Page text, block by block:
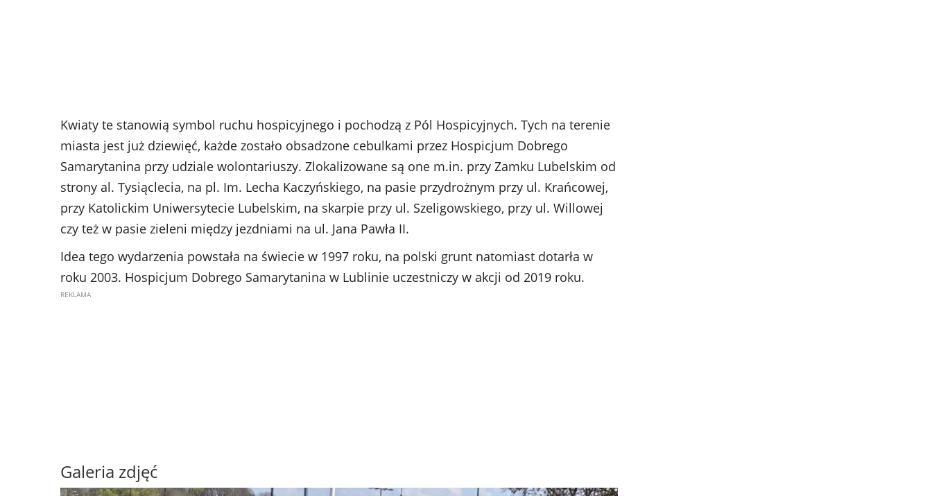
Kwiaty te stanowią symbol ruchu hospicyjnego i pochodzą z Pól Hospicyjnych. Tych na terenie
miasta jest już dziewięć, każde zostało obsadzone cebulkami przez Hospicjum Dobrego
Samarytanina przy udziale wolontariuszy. Zlokalizowane są one m.in. przy Zamku Lubelskim od
strony al. Tysiąclecia, na pl. Im. Lecha Kaczyńskiego, na pasie przydrożnym przy ul. Krańcowej,
przy Katolickim Uniwersytecie Lubelskim, na skarpie przy ul. Szeligowskiego, przy ul. Willowej
czy też w pasie zieleni między jezdniami na ul. Jana Pawła II.
Idea tego wydarzenia powstała na świecie w 1997 roku, na polski grunt natomiast dotarła w
roku 2003. Hospicjum Dobrego Samarytanina w Lublinie uczestniczy w akcji od 2019 roku.
Galeria zdjęć